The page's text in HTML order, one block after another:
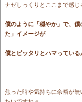
ナゼしっくりとここまで感じ
僕のように「穏やか」で、
た」イメージが
僕とピッタリとハマってい
焦った時や気持ちに余裕が